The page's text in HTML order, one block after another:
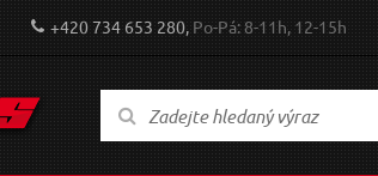
+420 734 653 280,Po-Pá: 8-11h, 12-15h